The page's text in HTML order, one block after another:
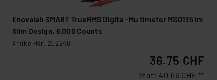
Enovalab SMART TrueRMS Digital-Multimeter MS0135 im
Slim Design, 6.000 Counts
Artikel-Nr. 252248
36.75 CHF
Statt40.66 CHF **